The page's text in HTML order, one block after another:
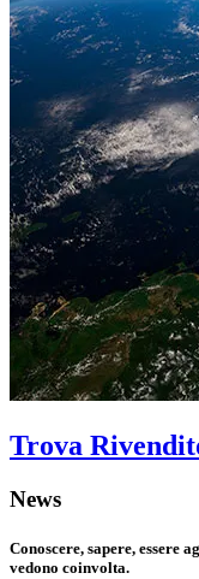
Trova
News
Conoscere, sapere, essere
vedono coinvolta.